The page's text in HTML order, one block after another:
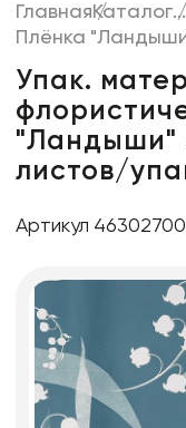
Коробки для цветов
Декор для дома
Сухоцветы
Лента
Товары для флористов
Пакеты для цветов и
Искусственные цветы и
Декоративные вазы, кашпо
Фоамиран
Свечи
ГлавнаяКаталог...
Плёнка
Упак.
"Ландыши"
листов/
Артикул